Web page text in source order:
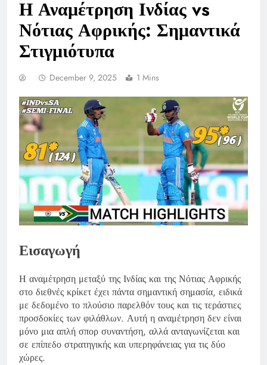
Η Αναμέτρηση Ινδίας vs
Νότιας Αφρικής: Σημαντικά
Στιγμιότυπα
December 9, 2025 1 Mins
Εισαγωγή
Η αναμέτρηση μεταξύ της Ινδίας και της Νότιας Αφρικής
στο διεθνές κρίκετ έχει πάντα σημαντική σημασία, ειδικά
με δεδομένο το πλούσιο παρελθόν τους και τις τεράστιες
προσδοκίες των φιλάθλων. Αυτή η αναμέτρηση δεν είναι
μόνο μια απλή σπορ συναντήση, αλλά ανταγωνίζεται και
σε επίπεδο στρατηγικής και υπερηφάνειας για τις δύο
χώρες.